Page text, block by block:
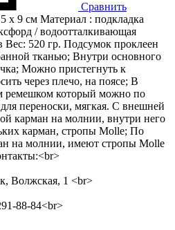
Сравнить
х 9 см Материал : подкладка
/ водоотталкивающая
520 гр. Подсумок проклеен
тканью; Внутри основного
Можно пристегнуть к
через плечо, на поясе; В
ремешком который можно по
переноски, мягкая. С внешней
карман на молнии, внутри него
карман, стропы Molle; По
на молнии, имеют стропы Molle
Волжская, 1 <br>
88-84<br>